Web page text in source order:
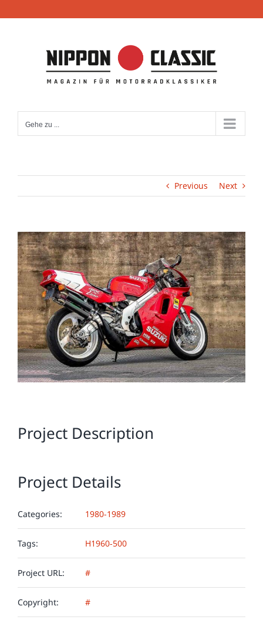
Inhalt
Gehe zu ...
Previous Next
View
Larger
Image
Project Description
Project Details
Categories: 1980-1989
Tags: H1960-500
Project URL: #
Copyright: #